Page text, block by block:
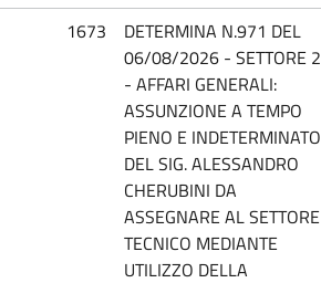
1673
DETERMINA N.971 DEL
06/08/2026 - SETTORE 2
- AFFARI GENERALI:
ASSUNZIONE A TEMPO
PIENO E INDETERMINATO
DEL SIG. ALESSANDRO
CHERUBINI DA
ASSEGNARE AL SETTORE
TECNICO MEDIANTE
UTILIZZO DELLA